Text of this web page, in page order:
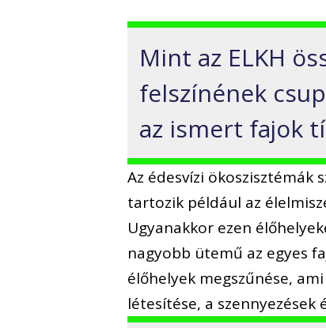
Mint az ELKH
felszínének
az ismert fajok
Az édesvízi ökoszisztémák
tartozik például az
Ugyanakkor ezen
nagyobb ütemű az egyes
élőhelyek megszűnése,
létesítése, a